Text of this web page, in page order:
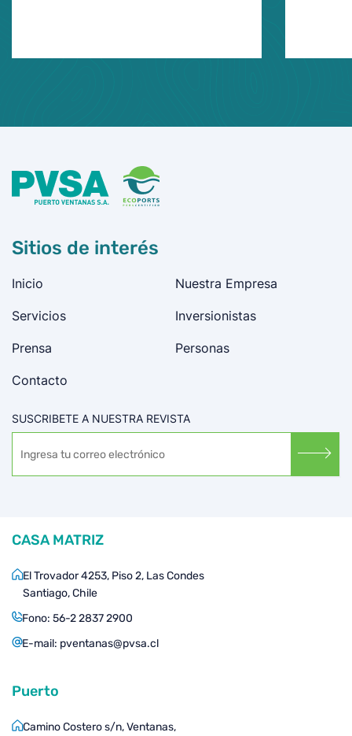
Sitios de interés
Inicio Nuestra Empresa
Servicios Inversionistas
Prensa Personas
Contacto
SUSCRIBETE A NUESTRA REVISTA
CASA MATRIZ
El Trovador 4253, Piso 2, Las Condes
Santiago, Chile
Fono: 56-2 2837 2900
E-mail: pventanas@pvsa.cl
Puerto
Camino Costero s/n, Ventanas,